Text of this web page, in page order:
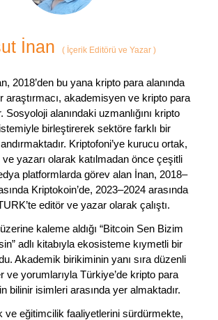
İnan ( İçerik Editörü ve Yazar )
2018’den bu yana kripto para alanında
araştırmacı, akademisyen ve kripto para
Sosyoloji alanındaki uzmanlığını kripto
birleştirerek sektöre farklı bir
Kriptofoni’ye kurucu ortak,
yazarı olarak katılmadan önce çeşitli
platformlarda görev alan İnan, 2018–
Kriptokoin’de, 2023–2024 arasında
editör ve yazar olarak çalıştı.
kaleme aldığı “Bitcoin Sen Bizim
adlı kitabıyla ekosisteme kıymetli bir
Akademik birikiminin yanı sıra düzenli
ve yorumlarıyla Türkiye’de kripto para
bilinir isimleri arasında yer almaktadır.
ve eğitimcilik faaliyetlerini sürdürmekte,